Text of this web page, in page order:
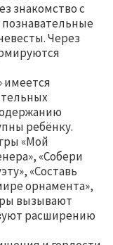
знакомство с
Через
имеется
ребёнку.
«Мой
«Собери
«Составь
орнамента»,
вызывают
расширению